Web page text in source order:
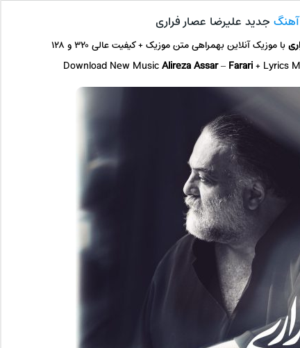
آهنگ جدید علیرضا عصار فراری
با موزیک آنلاینبهمراهی متن موزیک + کیفیت عالی ۳۲۰ و ۱۲۸
Download New MusicAlireza Assar– Farari+ Lyrics